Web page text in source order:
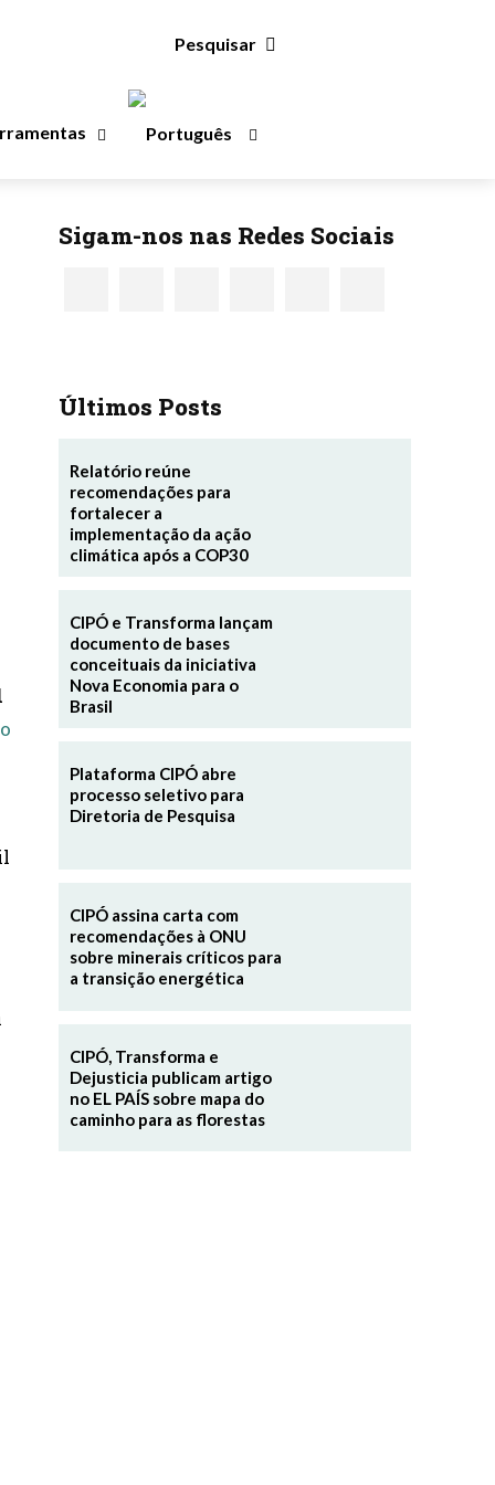
Pesquisar
Sigam-nos nas Redes Sociais
Últimos Posts
Relatório reúne
recomendações para
fortalecer a
implementação da ação
climática após a COP30
CIPÓ e Transforma lançam
documento de bases
conceituais da iniciativa
Nova Economia para o
Brasil
Plataforma CIPÓ abre
processo seletivo para
Diretoria de Pesquisa
CIPÓ assina carta com
recomendações à ONU
sobre minerais críticos para
a transição energética
CIPÓ, Transforma e
Dejusticia publicam artigo
no EL PAÍS sobre mapa do
caminho para as florestas